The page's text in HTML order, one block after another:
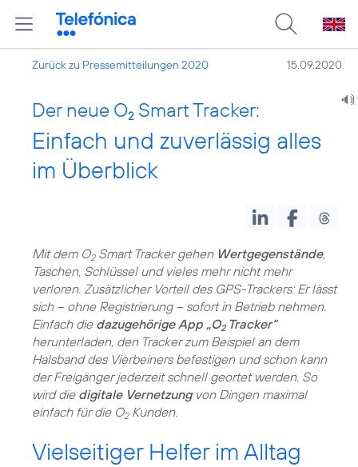
Zurück zu Pressemitteilungen 2020 15.09.2020
Der neue O2 Smart Tracker:
Einfach und zuverlässig alles
im Überblick
Mit dem O2Smart Tracker gehen Wertgegenstände,
Taschen, Schlüssel und vieles mehr nicht mehr
verloren. Zusätzlicher Vorteil des GPS-Trackers: Er lässt
sich – ohne Registrierung – sofort in Betrieb nehmen.
Einfach die dazugehörige App „O2Tracker“
herunterladen, den Tracker zum Beispiel an dem
Halsband des Vierbeiners befestigen und schon kann
der Freigänger jederzeit schnell geortet werden. So
wird die digitale Vernetzungvon Dingen maximal
einfach für die O2Kunden.
Vielseitiger Helfer im Alltag